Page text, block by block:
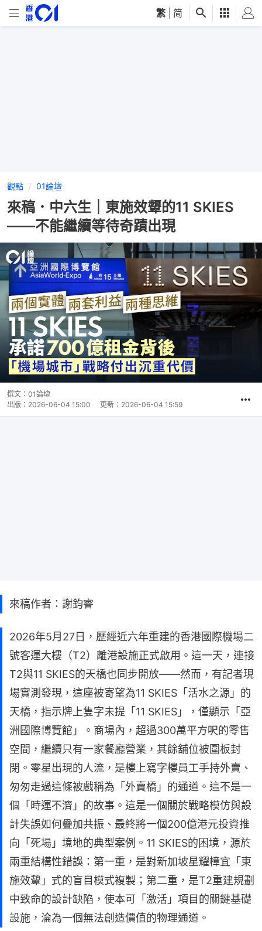
繁 简
觀點 01論壇
來稿．中六生｜東施效顰的11 SKIES
——不能繼續等待奇蹟出現
撰文： 01論壇
出版： 2026-06-04 15:00 更新： 2026-06-04 15:59
來稿作者：謝鈞睿
2026年5月27日，歷經近六年重建的香港國際機場二
號客運大樓（T2）離港設施正式啟用。這一天，連接
T2與11 SKIES的天橋也同步開放——然而，有記者現
場實測發現，這座被寄望為11 SKIES「活水之源」的
天橋，指示牌上隻字未提「11 SKIES」，僅顯示「亞
洲國際博覽館」。商場內，超過300萬平方呎的零售
空間，繼續只有一家餐廳營業，其餘舖位被圍板封
閉。零星出現的人流，是樓上寫字樓員工手持外賣、
匆匆走過這條被戲稱為「外賣橋」的通道。這不是一
個「時運不濟」的故事。這是一個關於戰略模仿與設
計失誤如何疊加共振、最終將一個200億港元投資推
向「死場」境地的典型案例。11 SKIES的困境，源於
兩重結構性錯誤：第一重，是對新加坡星耀樟宜「東
施效顰」式的盲目模式複製；第二重，是T2重建規劃
中致命的設計缺陷，使本可「激活」項目的關鍵基礎
設施，淪為一個無法創造價值的物理通道。